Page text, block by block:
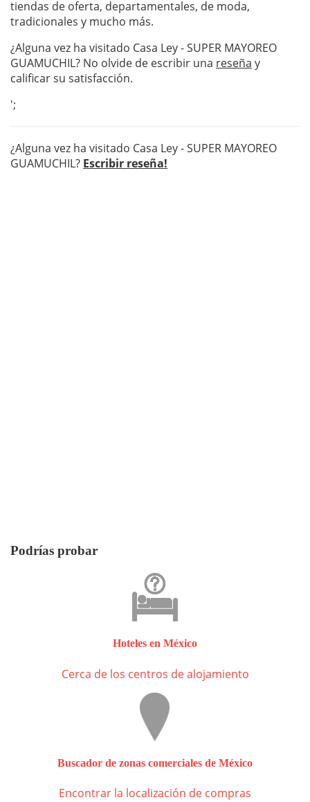
tiendas de oferta, departamentales, de moda,
tradicionales y mucho más.
¿Alguna vez ha visitado Casa Ley - SUPER MAYOREO
GUAMUCHIL? No olvide de escribir una reseña y
calificar su satisfacción.
';
¿Alguna vez ha visitado Casa Ley - SUPER MAYOREO
GUAMUCHIL? Escribir reseña!
Podrías probar
Hoteles en México
Cerca de los centros de alojamiento
Buscador de zonas comerciales de México
Encontrar la localización de compras